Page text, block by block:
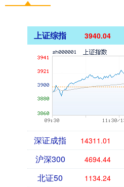
上证综指 3940.04
深证成指 14311.01
沪深300 4694.44
北证50 1134.24